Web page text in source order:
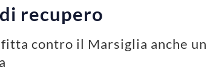
recupero
contro il Marsiglia anche